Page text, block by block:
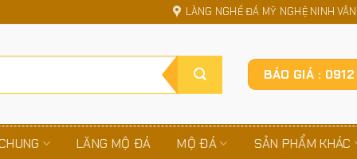
LÀNG NGHỀ ĐÁ MỸ NGHỆ NINH
BÁO GIÁ :
LĂNG MỘ ĐÁ MỘ ĐÁ SẢN PHẨM KHÁC